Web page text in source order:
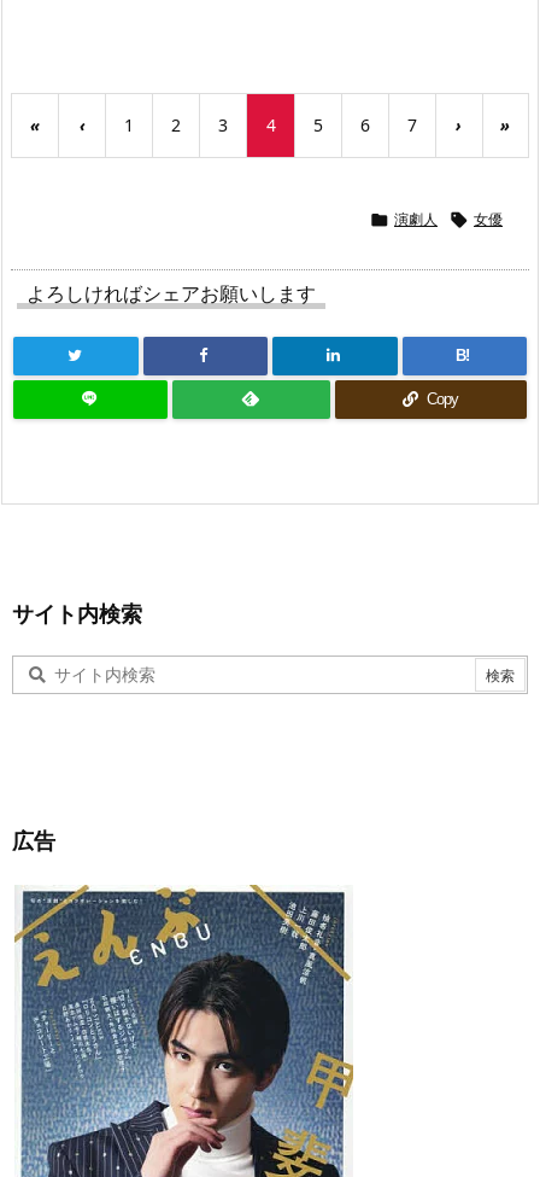
« ‹ 1 2 3 4 5 6 7 › »
 演劇人  女優
よろしければシェアお願いします
B!
Copy
サイト内検索
広告